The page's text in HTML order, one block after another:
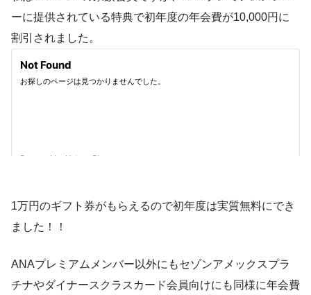
ーに提供されている特典で初年度の年会費が10,000円に
割引されました。
1万円のギフト券がもらえるので初年度は実質無料にでき
ました！！
ANAプレミアムメンバー以外にもセゾンアメックスプラ
チナやダイナースクラスカード会員向けにも同様に年会費